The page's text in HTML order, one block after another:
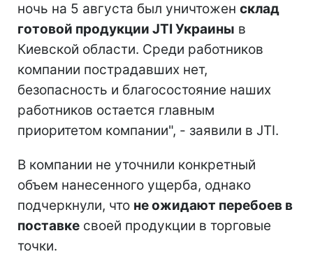
ночь на 5 августа был уничтожен склад
готовой продукции JTI Украины в
Киевской области. Среди работников
компании пострадавших нет,
безопасность и благосостояние наших
работников остается главным
приоритетом компании", - заявили в JTI.
В компании не уточнили конкретный
объем нанесенного ущерба, однако
подчеркнули, что не ожидают перебоев в
поставке своей продукции в торговые
точки.